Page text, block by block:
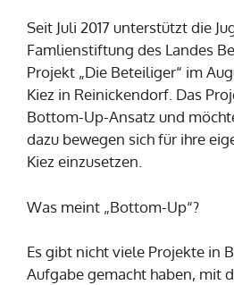
Seit Juli 2017 unterstützt die
Famlienstiftung des Landes
Projekt „Die Beteiliger“ im
Kiez in Reinickendorf. Das
Bottom-Up-Ansatz und
dazu bewegen sich für ihre
Kiez einzusetzen.
Was meint „Bottom-Up“?
Es gibt nicht viele Projekte in
Aufgabe gemacht haben, mit